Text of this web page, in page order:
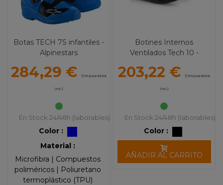
Botas TECH 7S infantiles -
Alpinestars
284,29 € (impuestos
inc.)
En Stock 24/48h (laborables)
Color :
Material :
Microfibra | Compuestos
poliméricos | Poliuretano
termoplástico (TPU)
Botines Internos
Ventilados Tech 10 -
203,22 € (impuestos
inc.)
En Stock 24/48h (laborables)
Color :
AÑADIR AL CARRITO